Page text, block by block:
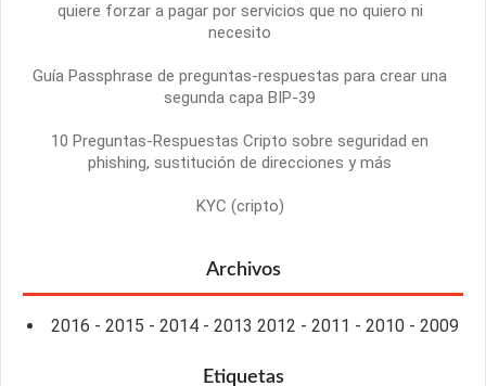
quiere forzar a pagar por servicios que no quiero ni
necesito
Guía Passphrase de preguntas-respuestas para crear una
segunda capa BIP-39
10 Preguntas-Respuestas Cripto sobre seguridad en
phishing, sustitución de direcciones y más
KYC (cripto)
Archivos
2016 - 2015 - 2014 - 2013 2012 - 2011 - 2010 - 2009
Etiquetas